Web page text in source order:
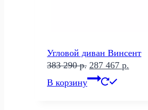
Угловой диван Винсент
383 290р. Первоначальная
цена
составляла
287 467 р.
В корзину